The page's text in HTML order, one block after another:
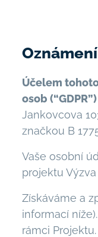
Účelem
osob
Jankovcova
značkou B
Vaše osobní
projektu
Získáváme a
informací
rámci Projektu.